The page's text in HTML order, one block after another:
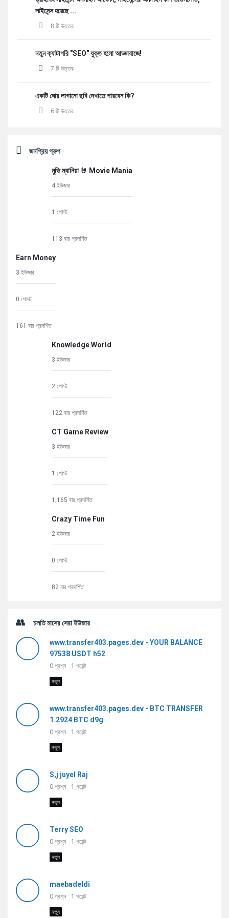
লাইসেন্স হয়েছে ...
8 টি উত্তর
নতুন ক্যাটাগরি "SEO" যুক্ত হলো আড্ডাবাজে!
7 টি উত্তর
একটি ঘোর লাগানো ছবি দেখাতে পারবেন কি?
6 টি উত্তর
জনপ্রিয় গ্রুপ
মুভি ম্যানিয়া 🤘 Movie Mania
4 ইউজার
1 পোস্ট
113 বার প্রদর্শিত
Earn Money
3 ইউজার
0 পোস্ট
161 বার প্রদর্শিত
Knowledge World
3 ইউজার
2 পোস্ট
122 বার প্রদর্শিত
CT Game Review
3 ইউজার
1 পোস্ট
1,165 বার প্রদর্শিত
Crazy Time Fun
2 ইউজার
0 পোস্ট
82 বার প্রদর্শিত
চলতি মাসের সেরা ইউজার
www.transfer403.pages.dev - YOUR BALANCE
97538 USDT h52
0প্রশ্ন 1 পয়েন্ট
নতুন
www.transfer403.pages.dev - BTC TRANSFER
1.2924 BTC d9g
0প্রশ্ন 1 পয়েন্ট
নতুন
S,j juyel Raj
0প্রশ্ন 1 পয়েন্ট
নতুন
Terry SEO
0প্রশ্ন 1 পয়েন্ট
নতুন
maebadeldi
0প্রশ্ন 1 পয়েন্ট
নতুন